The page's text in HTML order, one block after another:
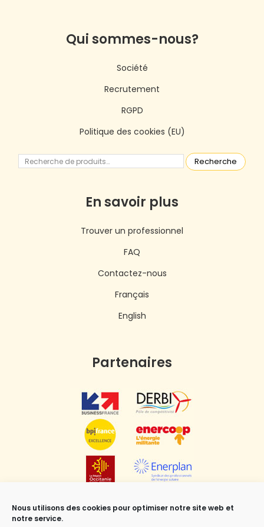
Nous utilisons des cookies pour optimiser notre site web et
notre service.
Qui sommes-nous?
Société
Recrutement
RGPD
Politique des cookies (EU)
Recherche
En savoir plus
Trouver un professionnel
FAQ
Contactez-nous
Français
English
Partenaires